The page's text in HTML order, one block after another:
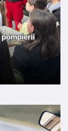
pompierii